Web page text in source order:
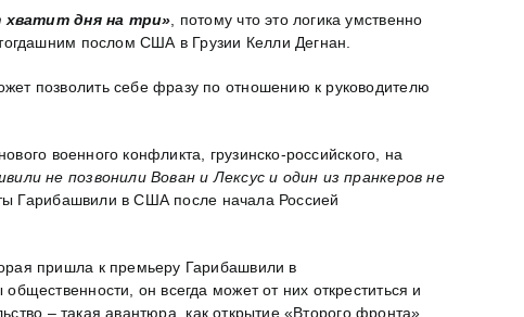
хватит дня на три», потому что это логика умственно
послом США в Грузии Келли Дегнан.
позволить себе фразу по отношению к руководителю
военного конфликта, грузинско-российского, на
не позвонили Вован и Лексус и один из пранкеров не
Гарибашвили в США после начала Россией
пришла к премьеру Гарибашвили в
он всегда может от них откреститься и
– такая авантюра, как открытие «Второго фронта»